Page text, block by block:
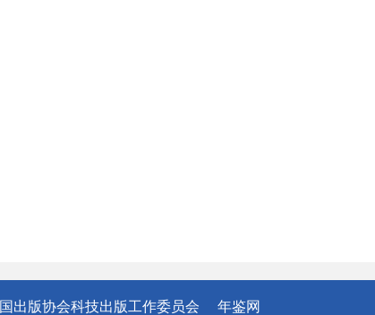
出版协会科技出版工作委员会 年鉴网